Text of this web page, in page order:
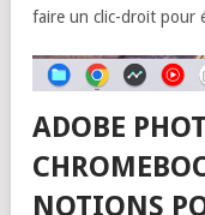
faire un clic-droit pour
ADOBE
NOTIONS